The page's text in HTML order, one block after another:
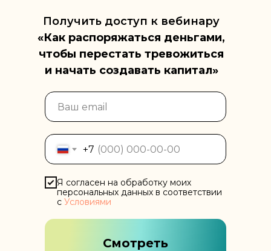
+7
Я согласен на обработку моих
персональных данных в соответствии
с Условиями
Смотреть
Получить доступ к вебинару
«Как распоряжаться деньгами,
чтобы перестать тревожиться
и начать создавать капитал»